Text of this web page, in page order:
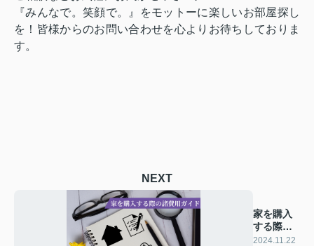
『みんなで。笑顔で。』をモットーに楽しいお部屋探し
を！皆様からのお問い合わせを心よりお待ちしておりま
す。
NEXT
家を購入
する際の
諸費用ガ
2024.11.22